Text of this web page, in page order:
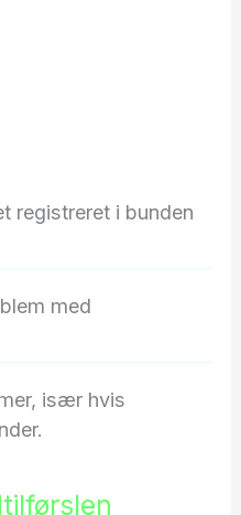
registreret i bunden
med
især hvis